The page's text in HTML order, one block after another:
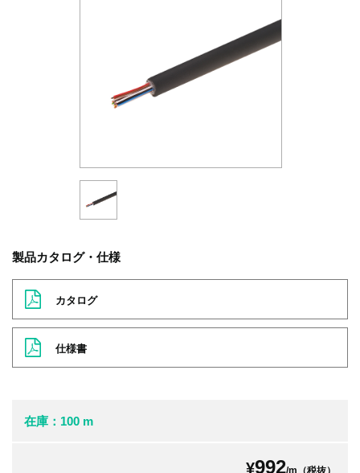
製品カタログ・仕様
カタログ
仕様書
在庫：100 m
¥992/m（税抜）